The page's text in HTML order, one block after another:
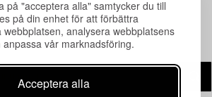
på "acceptera alla" samtycker du till
på din enhet för att förbättra
webbplatsen, analysera webbplatsens
vår marknadsföring.
Acceptera alla